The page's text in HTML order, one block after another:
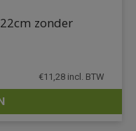
DETAILS
zonder
€11,28 incl. BTW